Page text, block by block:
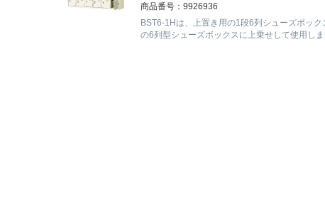
商品番号：9926936
BST6-1Hは、上置き用の1段6列シューズボック
の6列型シューズボックスに上乗せして使用しま